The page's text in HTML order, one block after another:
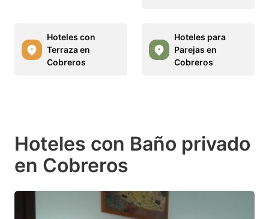
Hoteles con
Terraza en
Cobreros
Hoteles para
Parejas en
Cobreros
Hoteles con Baño privado
en Cobreros